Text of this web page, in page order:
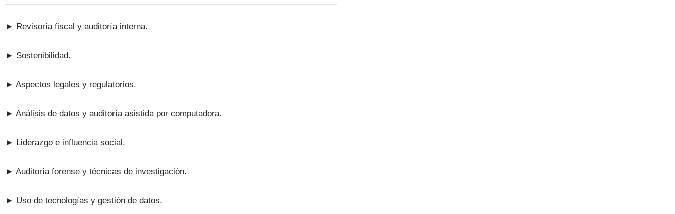
► Revisoría fiscal y auditoría interna.
► Sostenibilidad.
► Aspectos legales y regulatorios.
► Análisis de datos y auditoría asistida por computadora.
► Liderazgo e influencia social.
► Auditoría forense y técnicas de investigación.
► Uso de tecnologías y gestión de datos.